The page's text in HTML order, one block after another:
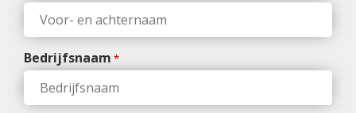
Bedrijfsnaam *